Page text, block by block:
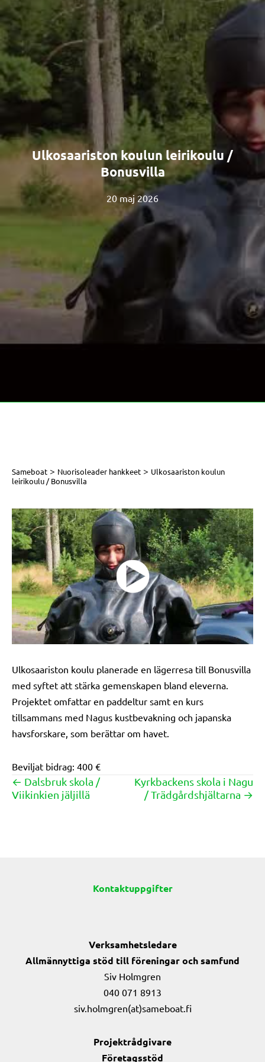
Ulkosaariston koulun leirikoulu /
Bonusvilla
20 maj 2026
Sameboat > Nuorisoleader hankkeet > Ulkosaariston koulun
leirikoulu / Bonusvilla
Ulkosaariston koulu planerade en lägerresa till Bonusvilla
med syftet att stärka gemenskapen bland eleverna.
Projektet omfattar en paddeltur samt en kurs
tillsammans med Nagus kustbevakning och japanska
havsforskare, som berättar om havet.
Beviljat bidrag: 400 €
Posts
navigation
← Dalsbruk skola /
Viikinkien jäljillä
Kyrkbackens skola i Nagu
/ Trädgårdshjältarna →
Kontaktuppgifter
Verksamhetsledare
Allmännyttiga stöd till föreningar och samfund
Siv Holmgren
040 071 8913
siv.holmgren(at)sameboat.fi
Projektrådgivare
Företagsstöd